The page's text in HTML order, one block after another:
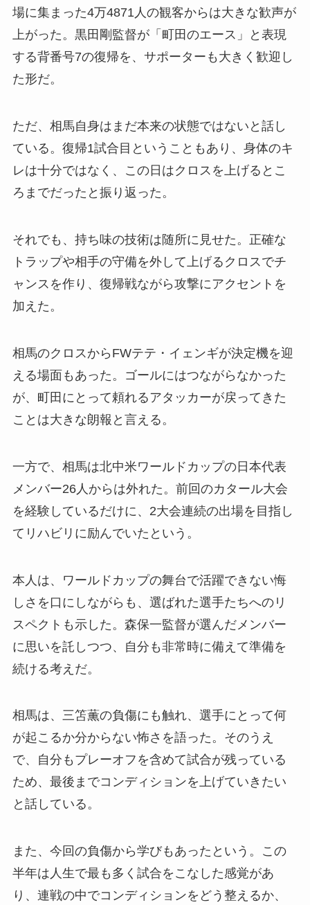
場に集まった4万4871人の観客からは大きな歓声が
上がった。黒田剛監督が「町田のエース」と表現
する背番号7の復帰を、サポーターも大きく歓迎し
た形だ。
ただ、相馬自身はまだ本来の状態ではないと話し
ている。復帰1試合目ということもあり、身体のキ
レは十分ではなく、この日はクロスを上げるとこ
ろまでだったと振り返った。
それでも、持ち味の技術は随所に見せた。正確な
トラップや相手の守備を外して上げるクロスでチ
ャンスを作り、復帰戦ながら攻撃にアクセントを
加えた。
相馬のクロスからFWテテ・イェンギが決定機を迎
える場面もあった。ゴールにはつながらなかった
が、町田にとって頼れるアタッカーが戻ってきた
ことは大きな朗報と言える。
一方で、相馬は北中米ワールドカップの日本代表
メンバー26人からは外れた。前回のカタール大会
を経験しているだけに、2大会連続の出場を目指し
てリハビリに励んでいたという。
本人は、ワールドカップの舞台で活躍できない悔
しさを口にしながらも、選ばれた選手たちへのリ
スペクトも示した。森保一監督が選んだメンバー
に思いを託しつつ、自分も非常時に備えて準備を
続ける考えだ。
相馬は、三笘薫の負傷にも触れ、選手にとって何
が起こるか分からない怖さを語った。そのうえ
で、自分もプレーオフを含めて試合が残っている
ため、最後までコンディションを上げていきたい
と話している。
また、今回の負傷から学びもあったという。この
半年は人生で最も多く試合をこなした感覚があ
り、連戦の中でコンディションをどう整えるか、